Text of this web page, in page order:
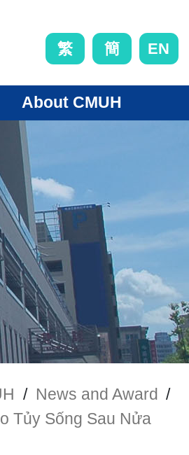
繁 簡 EN
About CMUH
/ News and Award /
Tủy Sống Sau Nửa